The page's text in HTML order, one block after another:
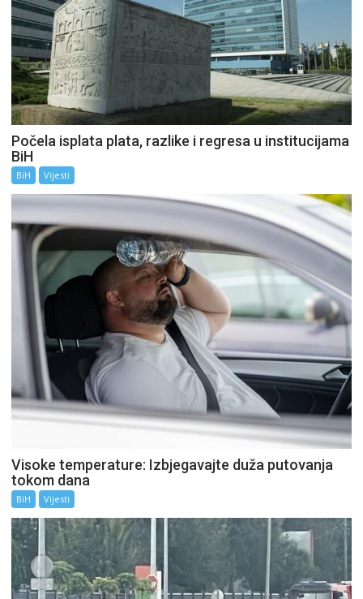
Počela isplata plata, razlike i regresa u institucijama
BiH
BiH Vijesti
Visoke temperature: Izbjegavajte duža putovanja
tokom dana
BiH Vijesti